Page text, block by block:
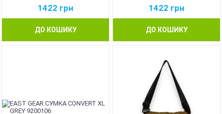
1422 грн
ДО КОШИКУ
1422 грн
ДО КОШИКУ